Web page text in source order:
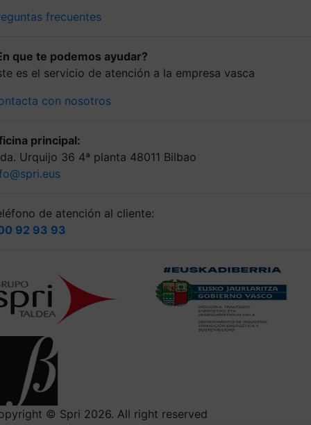
frecuentes
que te podemos ayudar?
es el servicio de atención a la empresa vasca
con nosotros
principal:
Urquijo 36 4ª planta 48011 Bilbao
de atención al cliente:
92 93 93
© Spri 2026. All right reserved